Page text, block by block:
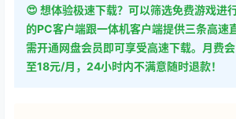
😍 想体验极速下载？可以筛选免费游戏进
的PC客户端跟一体机客户端提供三条高速
需开通网盘会员即可享受高速下载。月费
至18元/月，24小时内不满意随时退款！